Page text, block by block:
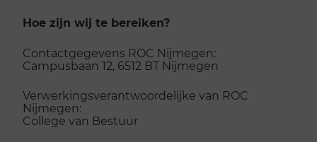
Hoe zijn wij te bereiken?
Contactgegevens ROC Nijmegen:
Campusbaan 12, 6512 BT Nijmegen
Verwerkingsverantwoordelijke van ROC
Nijmegen:
College van Bestuur